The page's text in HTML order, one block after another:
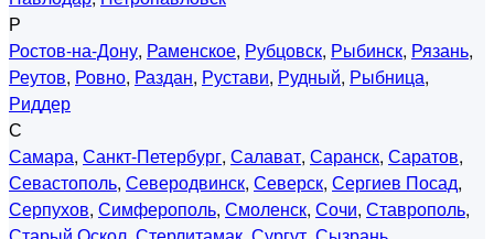
Р
Ростов-на-Дону, Раменское, Рубцовск, Рыбинск, Рязань,
Реутов, Ровно, Раздан, Рустави, Рудный, Рыбница,
Риддер
С
Самара, Санкт-Петербург, Салават, Саранск, Саратов,
Севастополь, Северодвинск, Северск, Сергиев Посад,
Серпухов, Симферополь, Смоленск, Сочи, Ставрополь,